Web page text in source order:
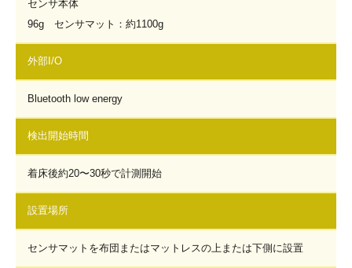
センサ本体
96g センサマット：約1100g
外部I/O
Bluetooth low energy
検出開始時間
着床後約20〜30秒で計測開始
設置場所
センサマットを布団またはマットレスの上または下側に設置